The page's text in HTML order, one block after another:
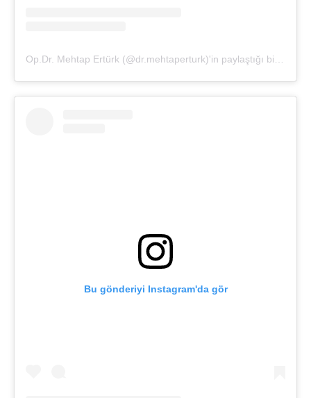
Bu gönderiyi Instagram'da gör